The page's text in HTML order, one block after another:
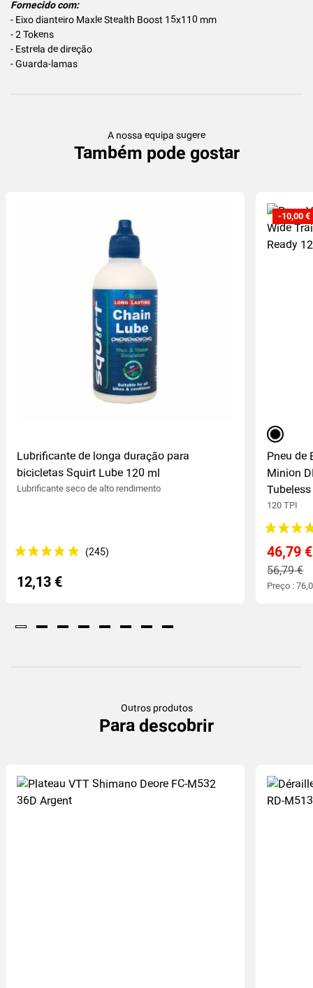
Fornecido com:
- Eixo dianteiro Maxle Stealth Boost 15x110 mm
- 2 Tokens
- Estrela de direção
- Guarda-lamas
A nossa equipa sugere
Também pode gostar
Lubrificante de longa duração para
bicicletas Squirt Lube 120 ml
Lubrificante seco de alto rendimento
12,13 €
preto
Pneu de
Minion
120 TPI
46,79 €
56,79 €
Preço :
-10,00 €
Outros produtos
Para descobrir